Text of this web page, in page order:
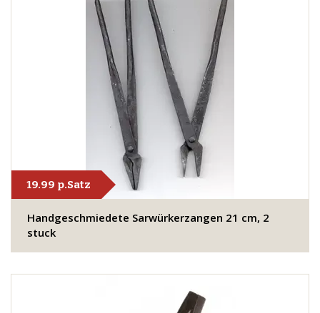
19.99 p.Satz
Handgeschmiedete Sarwürkerzangen 21 cm, 2
stuck